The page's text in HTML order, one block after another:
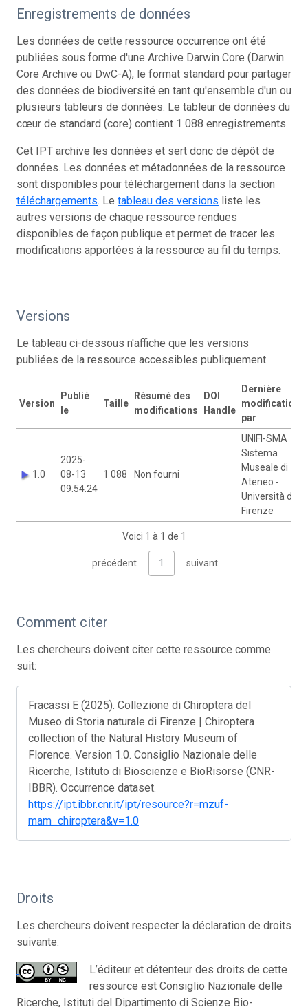
Enregistrements de données
Les données de cette ressource occurrence ont été
publiées sous forme d'une Archive Darwin Core (Darwin
Core Archive ou DwC-A), le format standard pour partager
des données de biodiversité en tant qu'ensemble d'un ou
plusieurs tableurs de données. Le tableur de données du
cœur de standard (core) contient 1 088 enregistrements.
Cet IPT archive les données et sert donc de dépôt de
données. Les données et métadonnées de la ressource
sont disponibles pour téléchargement dans la section
téléchargements. Le tableau des versions liste les
autres versions de chaque ressource rendues
disponibles de façon publique et permet de tracer les
modifications apportées à la ressource au fil du temps.
Versions
Le tableau ci-dessous n'affiche que les versions
publiées de la ressource accessibles publiquement.
Version
Publié
le
Taille
Résumé des
modifications
DOI
Handle
Dernière
modification
par
1.0
2025-
08-13
09:54:24
1 088 Non fourni
UNIFI-SMA
Sistema
Museale di
Ateneo -
Università di
Firenze
Voici 1 à 1 de 1
précédent 1 suivant
Comment citer
Les chercheurs doivent citer cette ressource comme
suit:
Fracassi E (2025). Collezione di Chiroptera del
Museo di Storia naturale di Firenze | Chiroptera
collection of the Natural History Museum of
Florence. Version 1.0. Consiglio Nazionale delle
Ricerche, Istituto di Bioscienze e BioRisorse (CNR-
IBBR). Occurrence dataset.
https://ipt.ibbr.cnr.it/ipt/resource?r=mzuf-
mam_chiroptera&v=1.0
Droits
Les chercheurs doivent respecter la déclaration de droits
suivante:
L’éditeur et détenteur des droits de cette
ressource est Consiglio Nazionale delle
Ricerche, Istituti del Dipartimento di Scienze Bio-